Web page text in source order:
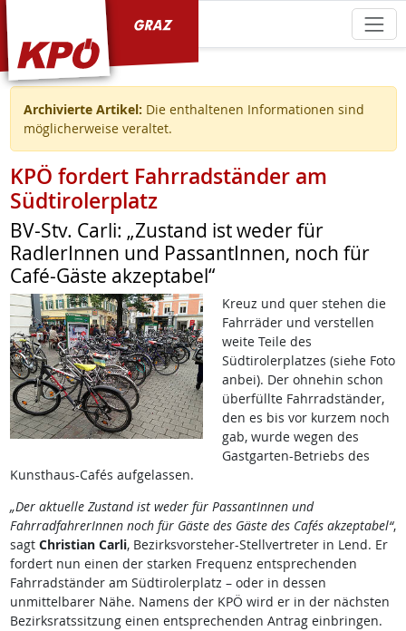
Archivierte Artikel: Die enthaltenen Informationen sind
möglicherweise veraltet.
KPÖ fordert Fahrradständer am
Südtirolerplatz
BV-Stv. Carli: „Zustand ist weder für
RadlerInnen und PassantInnen, noch für
Café-Gäste akzeptabel“
Kreuz und quer stehen die
Fahrräder und verstellen
weite Teile des
Südtirolerplatzes (siehe Foto
anbei). Der ohnehin schon
überfüllte Fahrradständer,
den es bis vor kurzem noch
gab, wurde wegen des
Gastgarten-Betriebs des
Kunsthaus-Cafés aufgelassen.
„Der aktuelle Zustand ist weder für PassantInnen und
FahrradfahrerInnen noch für Gäste des Gäste des Cafés akzeptabel“,
sagt Christian Carli, Bezirksvorsteher-Stellvertreter in Lend. Er
fordert nun einen der starken Frequenz entsprechenden
Fahrradständer am Südtirolerplatz – oder in dessen
unmittelbarer Nähe. Namens der KPÖ wird er in der nächsten
Bezirksratssitzung einen entsprechenden Antrag einbringen.